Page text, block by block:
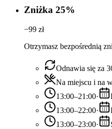
Zniżka 25%
−99 zł
Otrzymasz bezpośrednią
Odnawia się za
Na miejscu i na
13:00–21:00·
13:00–22:00·
13:00–23:00·